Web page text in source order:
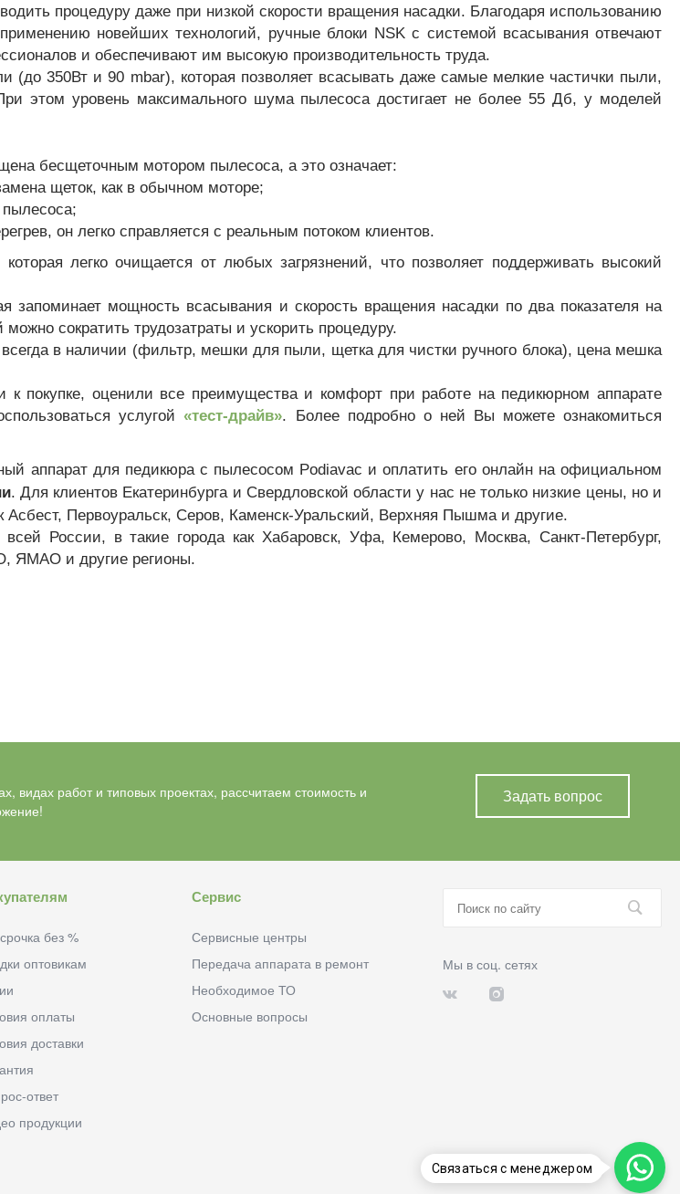
процедуру даже при низкой скорости вращения насадки. Благодаря использованию
новейших технологий, ручные блоки NSK с системой всасывания отвечают
и обеспечивают им высокую производительность труда.
350Вт и 90 mbar), которая позволяет всасывать даже самые мелкие частички пыли,
этом уровень максимального шума пылесоса достигает не более 55 Дб, у моделей
бесщеточным мотором пылесоса, а это означает:
щеток, как в обычном моторе;
он легко справляется с реальным потоком клиентов.
легко очищается от любых загрязнений, что позволяет поддерживать высокий
запоминает мощность всасывания и скорость вращения насадки по два показателя на
сократить трудозатраты и ускорить процедуру.
в наличии (фильтр, мешки для пыли, щетка для чистки ручного блока), цена мешка
покупке, оценили все преимущества и комфорт при работе на педикюрном аппарате
услугой«тест-драйв». Более подробно о ней Вы можете ознакомиться
аппарат для педикюра с пылесосом Podiavac и оплатить его онлайн на официальном
. Для клиентов Екатеринбурга и Свердловской области у нас не только низкие цены, но и
Асбест, Первоуральск, Серов, Каменск-Уральский, Верхняя Пышма и другие.
всей России, в такие города как Хабаровск, Уфа, Кемерово, Москва, Санкт-Петербург,
ЯМАО и другие регионы.
видах работ и типовых проектах, рассчитаем стоимость и
Задать вопрос
без %
оптовикам
оплаты
доставки
ответ
продукции
Сервис
Сервисные центры
Передача аппарата в ремонт
Необходимое ТО
Основные вопросы
Мы в соц. сетях
Связаться с менеджером